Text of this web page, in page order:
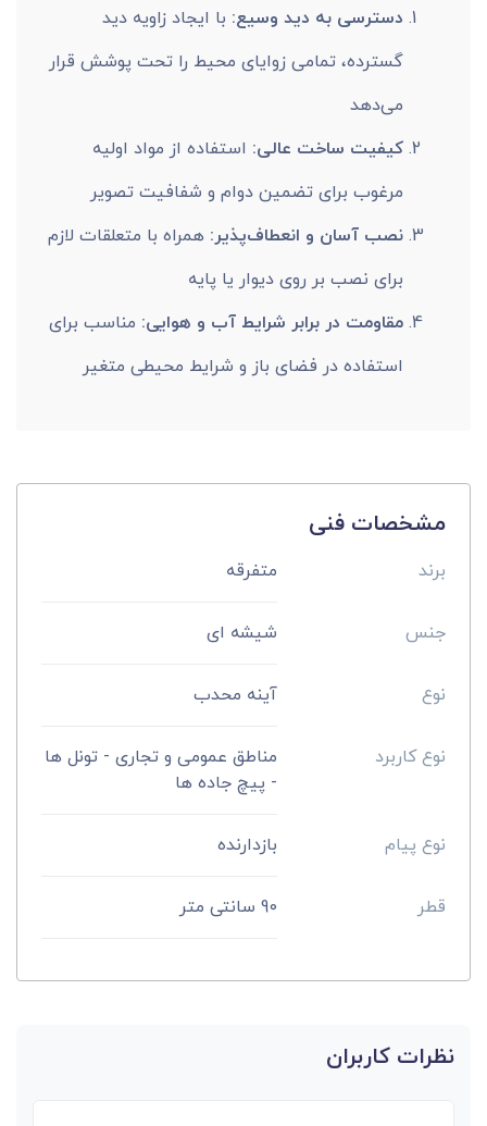
دسترسی به دید وسیع: با ایجاد زاویه دید
گسترده، تمامی زوایای محیط را تحت پوشش قرار
می‌دهد
کیفیت ساخت عالی: استفاده از مواد اولیه
مرغوب برای تضمین دوام و شفافیت تصویر
نصب آسان و انعطاف‌پذیر: همراه با متعلقات لازم
برای نصب بر روی دیوار یا پایه
مقاومت در برابر شرایط آب و هوایی: مناسب برای
استفاده در فضای باز و شرایط محیطی متغیر
مشخصات فنی
برند متفرقه
جنس شیشه ای
نوع آینه محدب
نوع کاربرد
مناطق عمومی و تجاری - تونل ها
- پیچ جاده ها
نوع پیام بازدارنده
قطر 90 سانتی متر
نظرات کاربران